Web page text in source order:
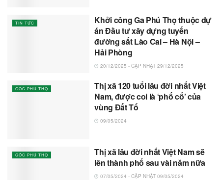
TIN TỨC
Khởi công Ga Phú Thọ thuộc dự
án Đầu tư xây dựng tuyến
đường sắt Lào Cai – Hà Nội –
Hải Phòng
20/12/2025 - CẬP NHẬT 29/12/2025
GÓC PHÚ THỌ
Thị xã 120 tuổi lâu đời nhất Việt
Nam, được coi là ‘phố cổ’ của
vùng Đất Tổ
09/05/2024
GÓC PHÚ THỌ
Thị xã lâu đời nhất Việt Nam sẽ
lên thành phố sau vài năm nữa
07/05/2024 - CẬP NHẬT 09/05/2024